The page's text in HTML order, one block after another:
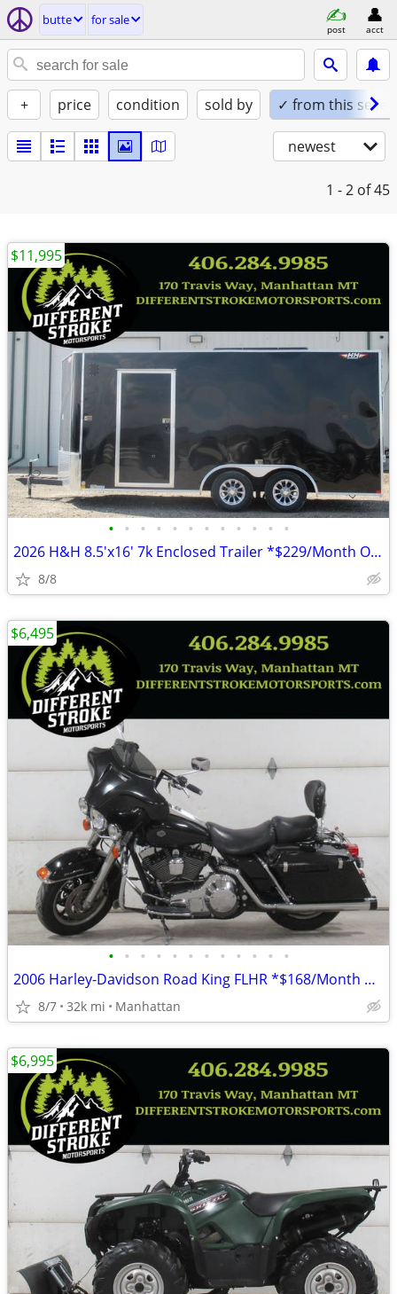
butte for sale
post acct
+ price condition sold by ✓ from this seller
newest
1 - 2 of 45
• • • • • • • • • • • •
2026 H&H 8.5'x16' 7k Enclosed Trailer *$229/Month OAC $0 Down* *NEW*
8/8
$11,995
• • • • • • • • • • • •
2006 Harley-Davidson Road King FLHR *$168/Month OAC $0 Down*
8/7 32k mi Manhattan
$6,495
$6,995